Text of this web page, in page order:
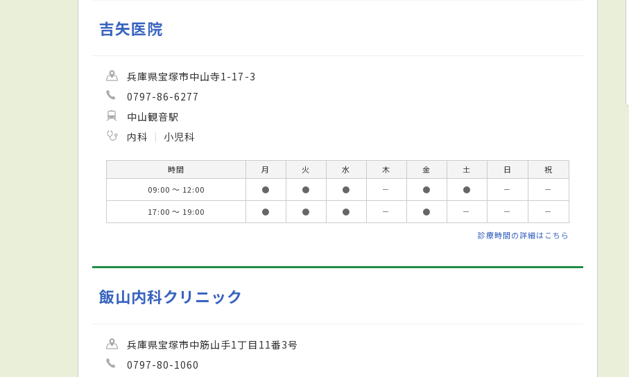
吉矢医院
兵庫県宝塚市中山寺1-17-3
0797-86-6277
中山観音駅
内科
小児科
時間 月 火 水 木 金 土 日
祝
09:00 ～ 12:00
● ● ● － ● ● －
－
17:00 ～ 19:00
● ● ● － ● － － －
診療時間の詳細はこちら
飯山内科クリニック
兵庫県宝塚市中筋山手1丁目11番3号
0797-80-1060